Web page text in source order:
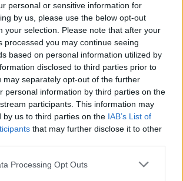
personal or sensitive information for
by us, please use the below opt-out
your selection. Please note that after your
processed you may continue seeing
based on personal information utilized by
disclosed to third parties prior to
may separately opt-out of the further
personal information by third parties on the
participants. This information may
by us to third parties on the IAB’s List of
that may further disclose it to other
Processing Opt Outs
Weihnachten, wenn es White Turf gibt.